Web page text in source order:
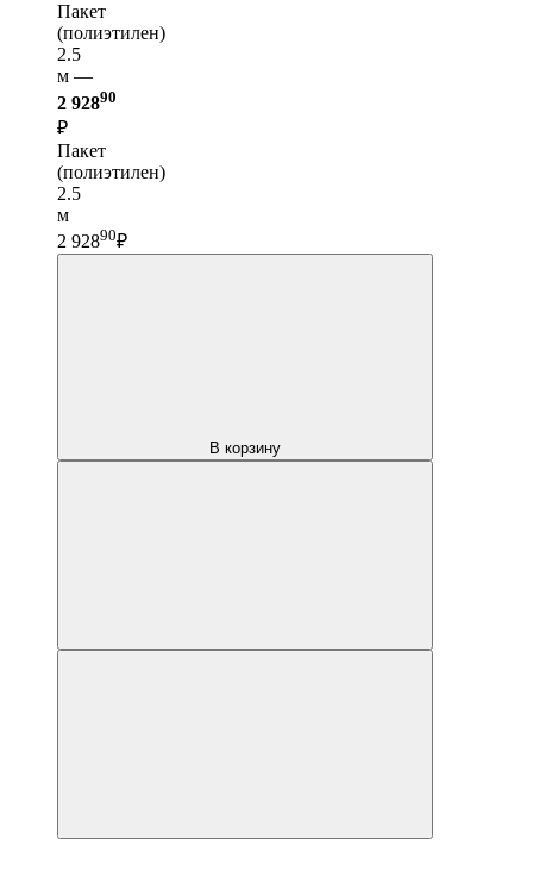
Пакет
(полиэтилен)
2.5
м —
2 92890
₽
Пакет
(полиэтилен)
2.5
м
2 92890₽
В корзину